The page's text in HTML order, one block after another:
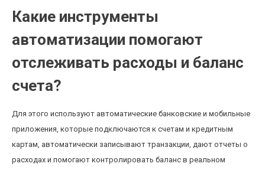
Какие инструменты
автоматизации помогают
отслеживать расходы и баланс
счета?
Для этого используют автоматические банковские и мобильные
приложения, которые подключаются к счетам и кредитным
картам, автоматически записывают транзакции, дают отчеты о
расходах и помогают контролировать баланс в реальном